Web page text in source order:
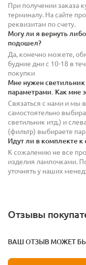
При получении заказа
терминалу. На сайте
реквизитам по счету.
Могу ли я вернуть
подошел?
Да, конечно можете,
будние дни с 10-18 в
покупки
Мне нужен
параметрами. Как мне
Связаться с нами и мы
самостоятельно
светильник итд.) и
(фильтр) выбираете
Идут ли в комплекте
К сожалению не все
изделия лампочками.
уточнять у наших
Отзывы
ВАШ ОТЗЫВ МОЖЕТ